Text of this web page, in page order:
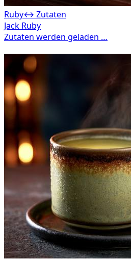
Ruby↔ Zutaten